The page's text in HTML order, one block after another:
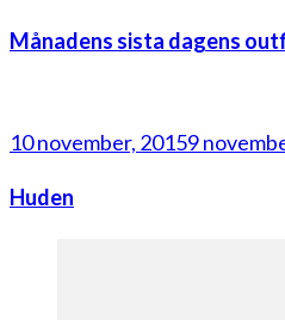
Månadens sista dagens
10 november, 20159
Huden